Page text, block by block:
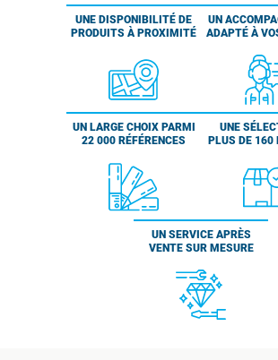
UNE DISPONIBILITÉ DE
PRODUITS À PROXIMITÉ
UN
ADAPTÉ À
UN LARGE CHOIX PARMI
22 000 RÉFÉRENCES
UNE
PLUS DE 160
UN SERVICE APRÈS
VENTE SUR MESURE